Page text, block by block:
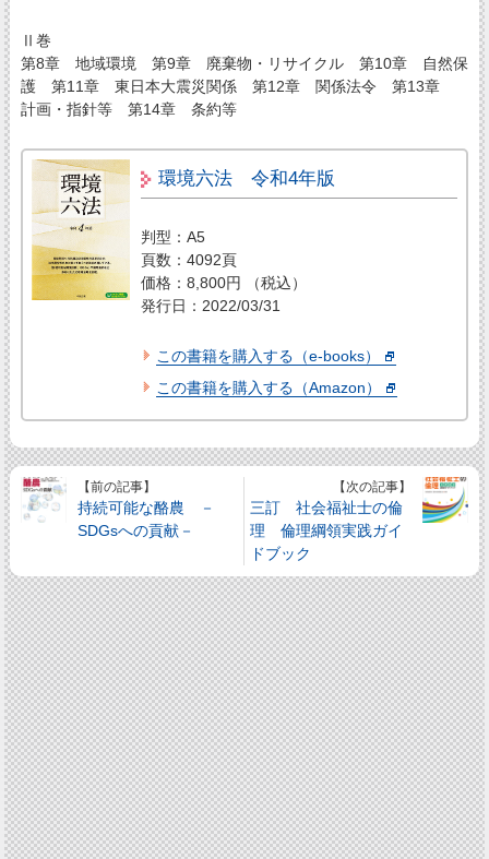
Ⅱ巻
第8章 地域環境 第9章 廃棄物・リサイクル 第10章 自然保
護 第11章 東日本大震災関係 第12章 関係法令 第13章
計画・指針等 第14章 条約等
環境六法 令和4年版
判型：A5
頁数：4092頁
価格：8,800円 （税込）
発行日：2022/03/31
この書籍を購入する（e-books）
この書籍を購入する（Amazon）
【前の記事】
持続可能な酪農 －
SDGsへの貢献－
【次の記事】
三訂 社会福祉士の倫
理 倫理綱領実践ガイ
ドブック